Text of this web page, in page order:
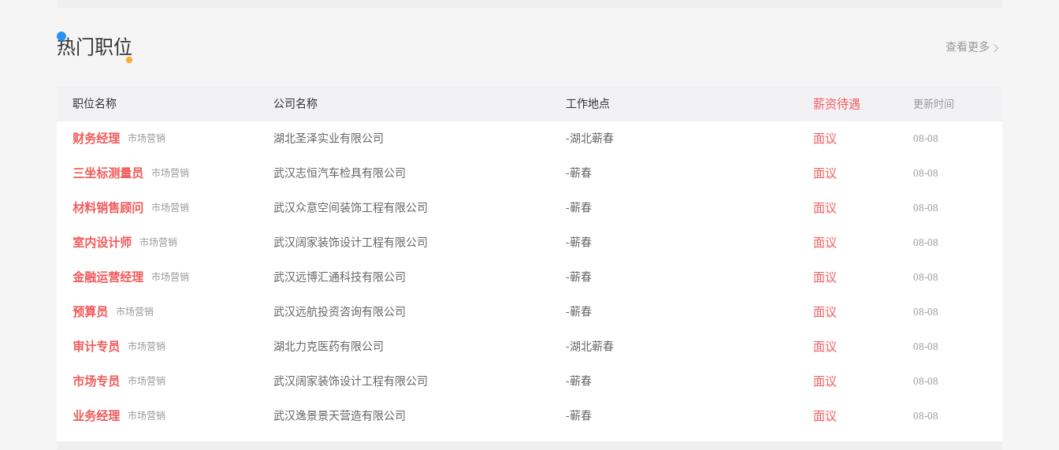
热门职位 查看更多
职位名称 公司名称 工作地点 薪资待遇 更新时间
财务经理 市场营销 湖北圣泽实业有限公司 -湖北蕲春 面议 08-08
三坐标测量员 市场营销 武汉志恒汽车检具有限公司 -蕲春 面议 08-08
材料销售顾问 市场营销 武汉众意空间装饰工程有限公司 -蕲春 面议 08-08
室内设计师 市场营销 武汉阔家装饰设计工程有限公司 -蕲春 面议 08-08
金融运营经理 市场营销 武汉远博汇通科技有限公司 -蕲春 面议 08-08
预算员 市场营销 武汉远航投资咨询有限公司 -蕲春 面议 08-08
审计专员 市场营销 湖北力克医药有限公司 -湖北蕲春 面议 08-08
市场专员 市场营销 武汉阔家装饰设计工程有限公司 -蕲春 面议 08-08
业务经理 市场营销 武汉逸景景天营造有限公司 -蕲春 面议 08-08